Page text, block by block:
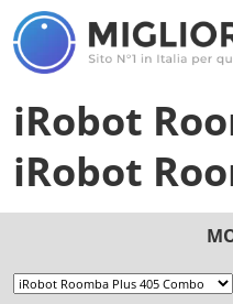
iRobot
iRobot